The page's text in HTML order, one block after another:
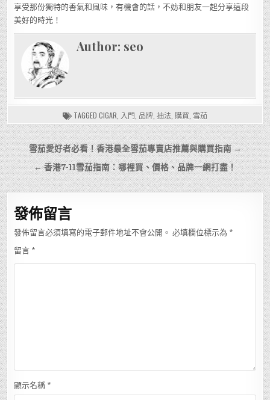
享受那份獨特的香氣和風味，有機會的話，不妨和朋友一起分享這段
美好的時光！
Author: seo
TAGGED CIGAR 入門 品牌 抽法 購買 雪茄
文
章
導
覽
雪茄愛好者必看！香港最全雪茄專賣店推薦與購買指南 →
← 香港7-11雪茄指南：哪裡買、價格、品牌一網打盡！
發佈留言
發佈留言必須填寫的電子郵件地址不會公開。 必填欄位標示為 *
留言 *
顯示名稱 *